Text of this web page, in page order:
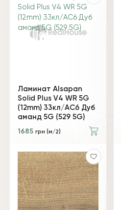
Ламинат Alsapan
Solid Plus V4 WR 5G
(12mm) 33кл/АС6 Дуб
аманд 5G (529 5G)
1685 грн (м/2)